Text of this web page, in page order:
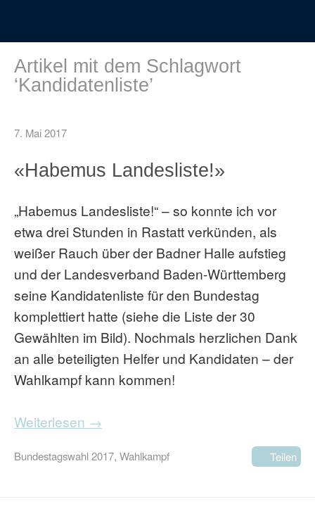
Artikel mit dem Schlagwort
‘Kandidatenliste’
7. Mai 2017
«Habemus Landesliste!»
„Habemus Landesliste!“ – so konnte ich vor
etwa drei Stunden in Rastatt verkünden, als
weißer Rauch über der Badner Halle aufstieg
und der Landesverband Baden-Württemberg
seine Kandidatenliste für den Bundestag
komplettiert hatte (siehe die Liste der 30
Gewählten im Bild). Nochmals herzlichen Dank
an alle beteiligten Helfer und Kandidaten – der
Wahlkampf kann kommen!
Weiterlesen →
Bundestagswahl 2017, Wahlkampf Teilen